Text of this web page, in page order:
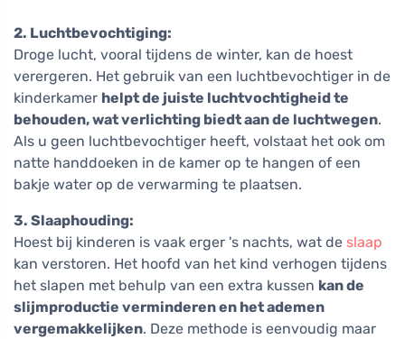
2. Luchtbevochtiging:
Droge lucht, vooral tijdens de winter, kan de hoest
verergeren. Het gebruik van een luchtbevochtiger in de
kinderkamer helpt de juiste luchtvochtigheid te
behouden, wat verlichting biedt aan de luchtwegen.
Als u geen luchtbevochtiger heeft, volstaat het ook om
natte handdoeken in de kamer op te hangen of een
bakje water op de verwarming te plaatsen.
3. Slaaphouding:
Hoest bij kinderen is vaak erger 's nachts, wat de slaap
kan verstoren. Het hoofd van het kind verhogen tijdens
het slapen met behulp van een extra kussen kan de
slijmproductie verminderen en het ademen
vergemakkelijken. Deze methode is eenvoudig maar